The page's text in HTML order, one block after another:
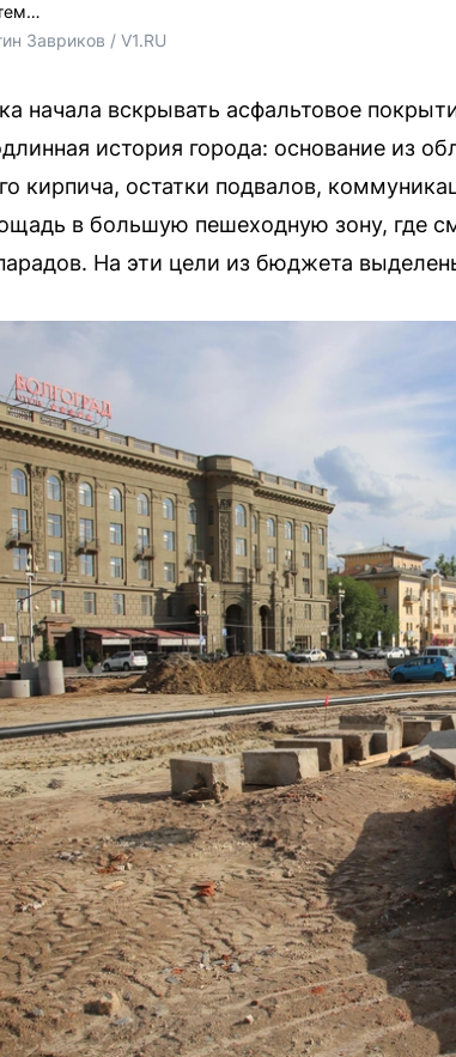
Завриков / V1.RU
начала вскрывать асфальтовое
история города: основание из
кирпича, остатки подвалов,
в большую пешеходную зону, где
На эти цели из бюджета